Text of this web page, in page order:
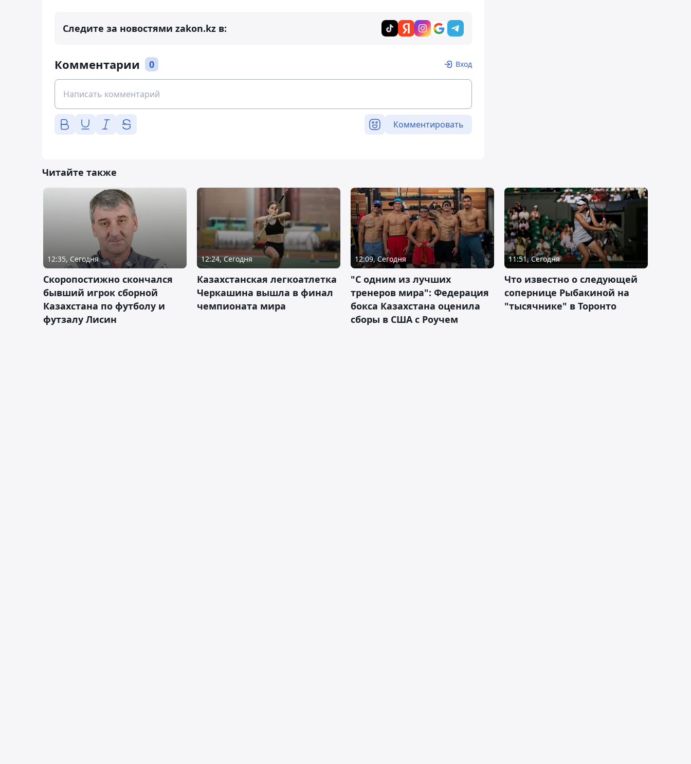
Следите за новостями zakon.kz в:
Комментарии 0 Вход
Комментировать
Читайте также
12:35, Сегодня
Скоропостижно скончался
бывший игрок сборной
Казахстана по футболу и
футзалу Лисин
12:24, Сегодня
Казахстанская легкоатлетка
Черкашина вышла в финал
чемпионата мира
12:09, Сегодня
"С одним из лучших
тренеров мира": Федерация
бокса Казахстана оценила
сборы в США с Роучем
11:51, Сегодня
Что известно о следующей
сопернице Рыбакиной на
"тысячнике" в Торонто